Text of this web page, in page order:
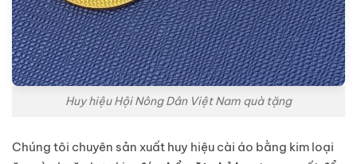
Huy hiệu Hội Nông Dân Việt Nam quà tặng
Chúng tôi chuyên sản xuất huy hiệu cài áo bằng kim loại